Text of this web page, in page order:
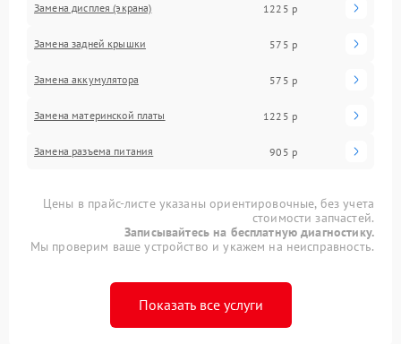
Замена дисплея (экрана) 1225 р
Замена задней крышки 575 р
Замена аккумулятора 575 р
Замена материнской платы 1225 р
Замена разъема питания 905 р
Цены в прайс-листе указаны ориентировочные, без учета
стоимости запчастей.
Записывайтесь на бесплатную диагностику.
Мы проверим ваше устройство и укажем на неисправность.
Показать все услуги